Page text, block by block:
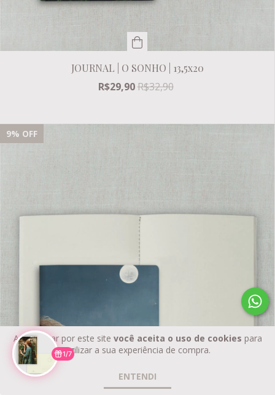
Ao navegar por este site você aceita o uso de cookies para
agilizar a sua experiência de compra.
ENTENDI
JOURNAL | O SONHO | 13,5x20
R$29,90R$32,90
9% OFF
1/7